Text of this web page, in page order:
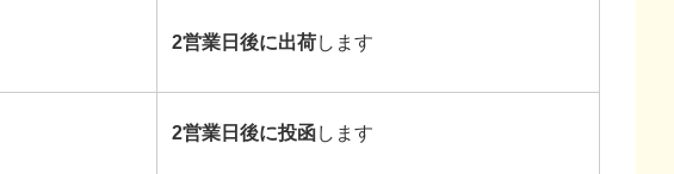
2営業日後に出荷します
2営業日後に投函します